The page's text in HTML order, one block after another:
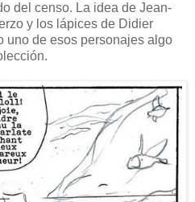
del censo. La idea de Jean-
y los lápices de Didier
uno de esos personajes algo